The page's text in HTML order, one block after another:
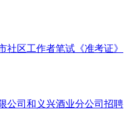
社区工作者笔试《准考证》
公司和义兴酒业分公司招聘